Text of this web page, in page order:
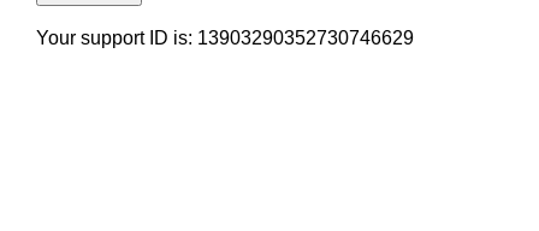
Your support ID is: 13903290352730746629